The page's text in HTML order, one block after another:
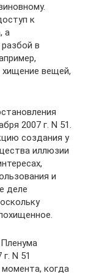
к
а
в
хищение вещей,
2007 г. N 51.
создания у
иллюзии
и
деле
N 51
момента, когда